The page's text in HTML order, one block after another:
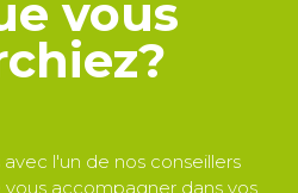
vous
l'un de nos conseillers
vous accompagner dans vos